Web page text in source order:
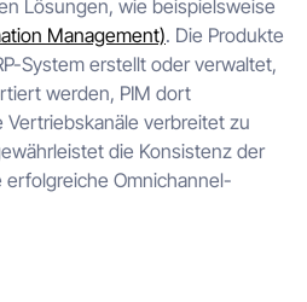
Lösungen, wie beispielsweise
Management). Die Produkte
System erstellt oder verwaltet,
werden, PIM dort
verbreitet zu
die Konsistenz der
Omnichannel-